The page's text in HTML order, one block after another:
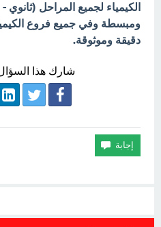
الكيمياء لجميع المراحل
ومبسطة وفي جميع فروع
دقيقة وموثوقة.
شارك هذا